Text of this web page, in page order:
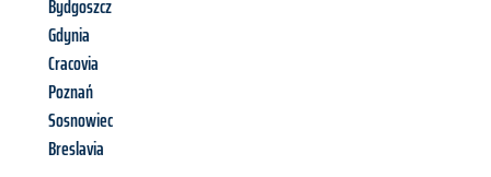
Bydgoszcz
Gdynia
Cracovia
Poznań
Sosnowiec
Breslavia